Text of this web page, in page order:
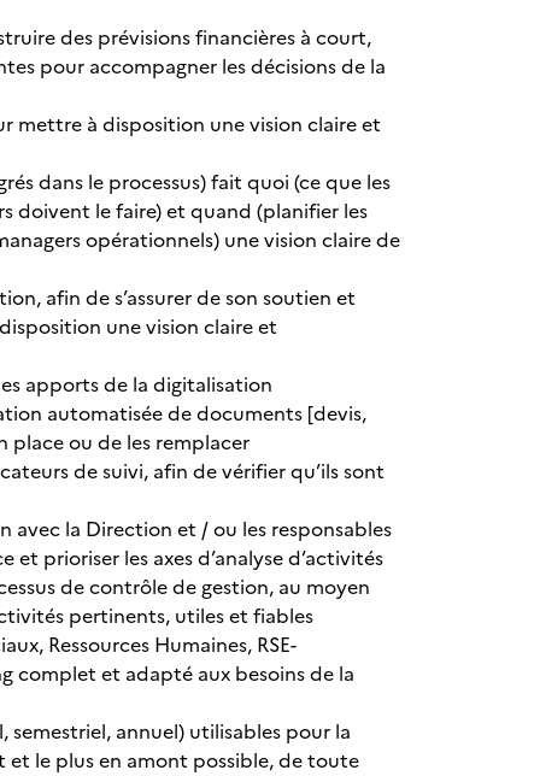
des prévisions financières à court,
pour accompagner les décisions de la
mettre à disposition une vision claire et
dans le processus) fait quoi (ce que les
doivent le faire) et quand (planifier les
opérationnels) une vision claire de
afin de s’assurer de son soutien et
une vision claire et
apports de la digitalisation
automatisée de documents [devis,
place ou de les remplacer
de suivi, afin de vérifier qu’ils sont
avec la Direction et / ou les responsables
prioriser les axes d’analyse d’activités
de contrôle de gestion, au moyen
pertinents, utiles et fiables
Ressources Humaines, RSE-
complet et adapté aux besoins de la
annuel) utilisables pour la
et le plus en amont possible, de toute